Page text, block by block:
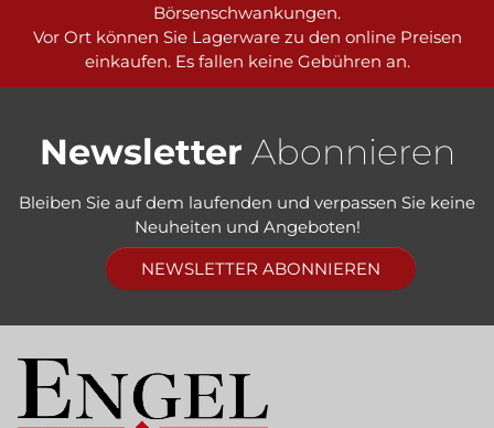
Börsenschwankungen.
Vor Ort können Sie Lagerware zu den online Preisen
einkaufen. Es fallen keine Gebühren an.
Newsletter Abonnieren
Bleiben Sie auf dem laufenden und verpassen Sie keine
Neuheiten und Angeboten!
NEWSLETTER ABONNIEREN